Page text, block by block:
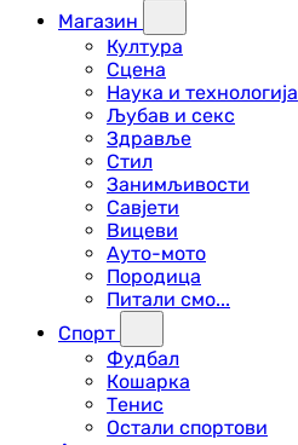
Магазин
Култура
Сцена
Наука и технологија
Љубав и секс
Здравље
Стил
Занимљивости
Савјети
Вицеви
Ауто-мото
Породица
Питали смо...
Спорт
Фудбал
Кошарка
Тенис
Остали спортови